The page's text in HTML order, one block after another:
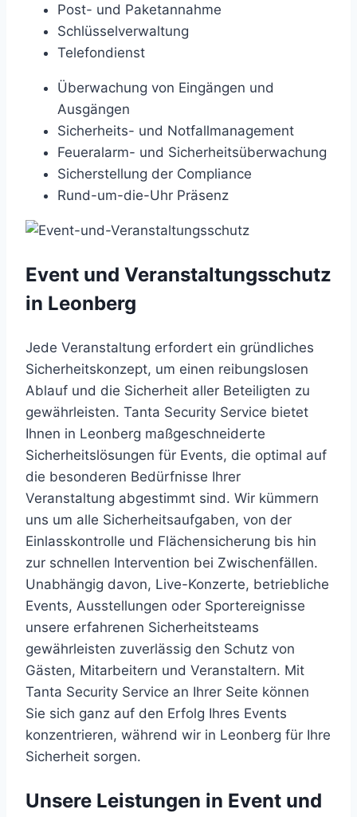
Post- und Paketannahme
Schlüsselverwaltung
Telefondienst
Überwachung von Eingängen und
Ausgängen
Sicherheits- und Notfallmanagement
Feueralarm- und Sicherheitsüberwachung
Sicherstellung der Compliance
Rund-um-die-Uhr Präsenz
Event und Veranstaltungsschutz
in Leonberg
Jede Veranstaltung erfordert ein gründliches
Sicherheitskonzept, um einen reibungslosen
Ablauf und die Sicherheit aller Beteiligten zu
gewährleisten. Tanta Security Service bietet
Ihnen in Leonberg maßgeschneiderte
Sicherheitslösungen für Events, die optimal auf
die besonderen Bedürfnisse Ihrer
Veranstaltung abgestimmt sind. Wir kümmern
uns um alle Sicherheitsaufgaben, von der
Einlasskontrolle und Flächensicherung bis hin
zur schnellen Intervention bei Zwischenfällen.
Unabhängig davon, Live-Konzerte, betriebliche
Events, Ausstellungen oder Sportereignisse
unsere erfahrenen Sicherheitsteams
gewährleisten zuverlässig den Schutz von
Gästen, Mitarbeitern und Veranstaltern. Mit
Tanta Security Service an Ihrer Seite können
Sie sich ganz auf den Erfolg Ihres Events
konzentrieren, während wir in Leonberg für Ihre
Sicherheit sorgen.
Unsere Leistungen in Event und